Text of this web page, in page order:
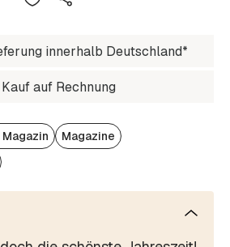
innerhalb Deutschland*
Kauf auf Rechnung
Magazine